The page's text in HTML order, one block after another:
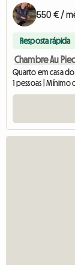
550 € /
Resposta rápida
Chambre Au
Quarto em casa
1 pessoas | Mínimo